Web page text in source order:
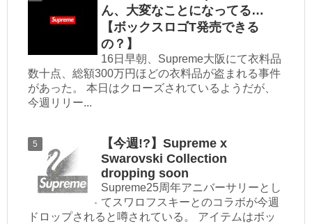
ん、大変なことになってる…
【ボックスロゴT発売できる
の？】
16日早朝、Supreme大阪にて衣料品
数十点、総額300万円ほどの衣料品が盗まれる事件
があった。 本日はクローズされているようだが、
今週リリー...
【今週!?】Supreme x
Swarovski Collection
dropping soon
Supreme25周年アニバーサリーとし
てスワロフスキーとのコラボが今週
ドロップされると噂されている。 アイテムはボッ